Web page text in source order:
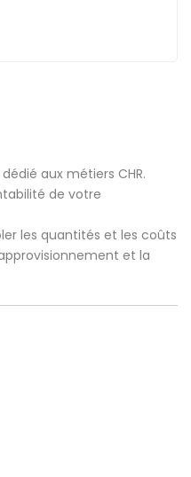
aux métiers CHR.
de votre
les quantités et les coûts
et la